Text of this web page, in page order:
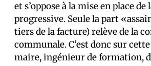
et s’oppose à la mise en place
progressive. Seule la part
tiers de la facture) relève de la
communale. C’est donc sur
maire, ingénieur de formation,